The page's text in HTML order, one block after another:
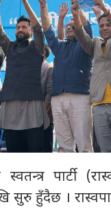
स्वतन्त्र पार्टी
हुँदैछ ।